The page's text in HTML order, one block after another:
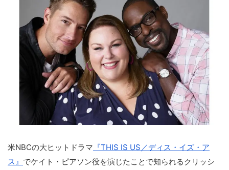
米NBCの大ヒットドラマ 『THIS IS US／ディス・イズ・ア
ス』 でケイト・ピアソン役を演じたことで知られるクリッシ